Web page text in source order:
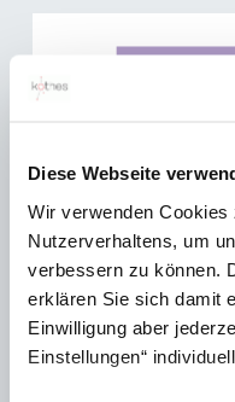
Diese Webseite
Wir verwenden Cookies
Nutzerverhaltens, um
verbessern zu können.
erklären Sie sich damit
Einwilligung aber
Einstellungen“